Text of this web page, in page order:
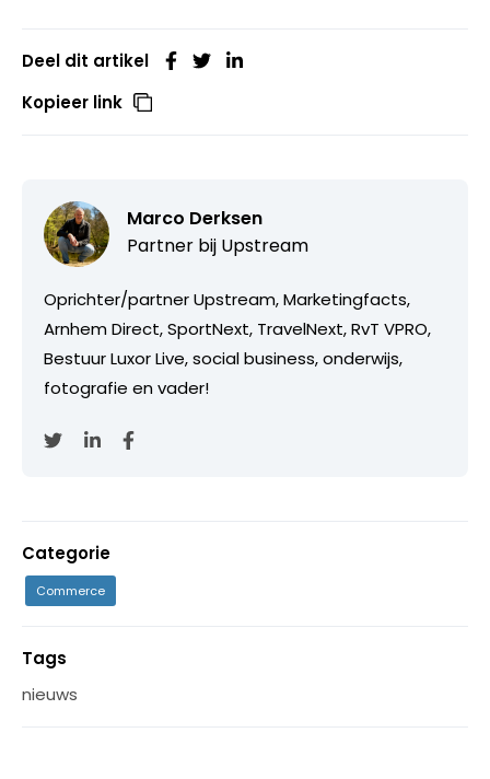
Deel dit artikel
Kopieer link
Marco Derksen
Partner bij Upstream
Oprichter/partner Upstream, Marketingfacts,
Arnhem Direct, SportNext, TravelNext, RvT VPRO,
Bestuur Luxor Live, social business, onderwijs,
fotografie en vader!
Categorie
Commerce
Tags
nieuws